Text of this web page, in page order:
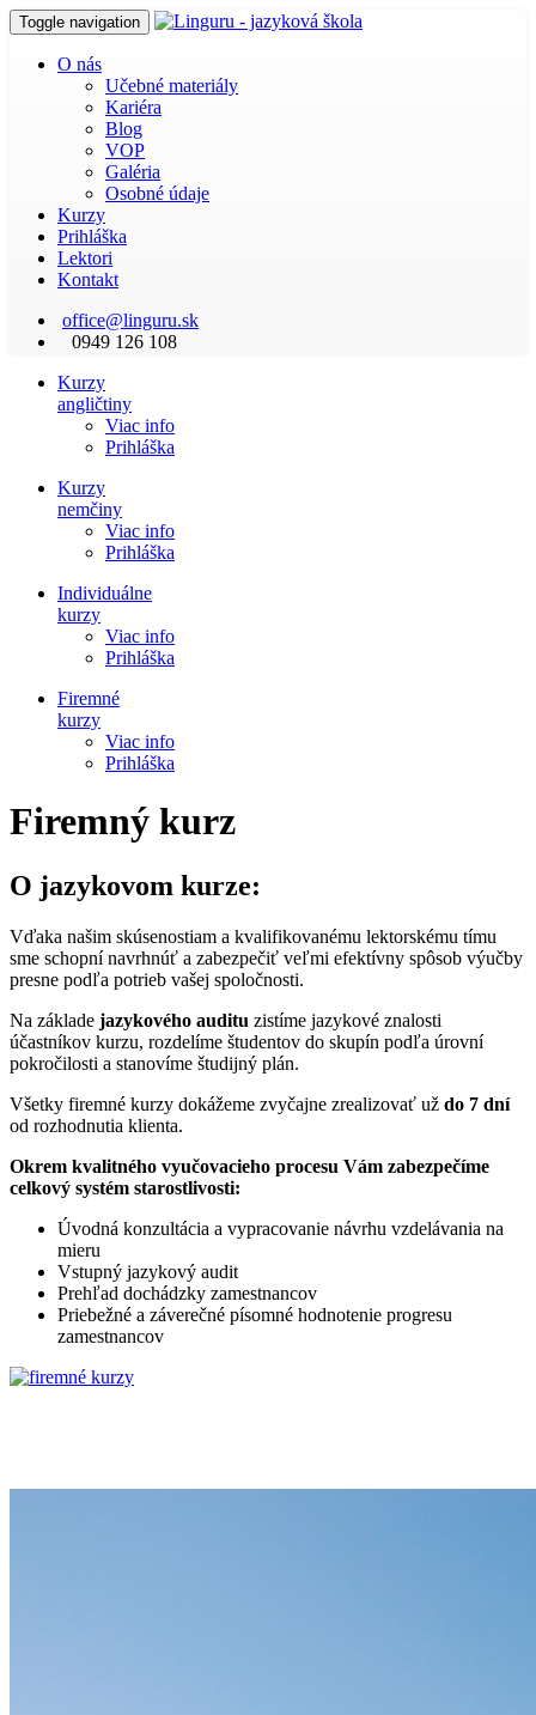
Toggle navigation
O nás
Učebné materiály
Kariéra
Blog
VOP
Galéria
Osobné údaje
Kurzy
Prihláška
Lektori
Kontakt
office@linguru.sk
0949 126 108
Kurzy
angličtiny
Viac info
Prihláška
Kurzy
nemčiny
Viac info
Prihláška
Individuálne
kurzy
Viac info
Prihláška
Firemné
kurzy
Viac info
Prihláška
Firemný kurz
O jazykovom kurze:
Vďaka našim skúsenostiam a kvalifikovanému lektorskému tímu
sme schopní navrhnúť a zabezpečiť veľmi efektívny spôsob výučby
presne podľa potrieb vašej spoločnosti.
Na základe jazykového auditu zistíme jazykové znalosti
účastníkov kurzu, rozdelíme študentov do skupín podľa úrovní
pokročilosti a stanovíme študijný plán.
Všetky firemné kurzy dokážeme zvyčajne zrealizovať už do 7 dní
od rozhodnutia klienta.
Okrem kvalitného vyučovacieho procesu Vám zabezpečíme
celkový systém starostlivosti:
Úvodná konzultácia a vypracovanie návrhu vzdelávania na
mieru
Vstupný jazykový audit
Prehľad dochádzky zamestnancov
Priebežné a záverečné písomné hodnotenie progresu
zamestnancov